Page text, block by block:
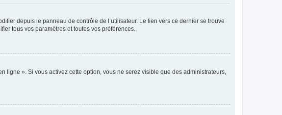
depuis le panneau de contrôle de l’utilisateur. Le lien vers ce dernier se trouve
tous vos paramètres et toutes vos préférences.
ligne ». Si vous activez cette option, vous ne serez visible que des administrateurs,